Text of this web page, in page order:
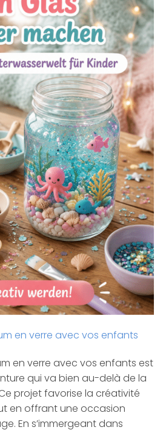
en verre avec vos enfants
en verre avec vos enfants est
qui va bien au-delà de la
projet favorise la créativité
en offrant une occasion
En s’immergeant dans